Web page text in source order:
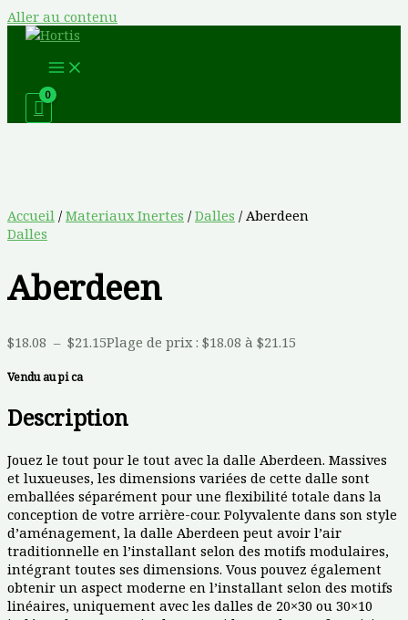
Aller au contenu
Accueil / Materiaux Inertes / Dalles / Aberdeen
Dalles
Aberdeen
$18.08 – $21.15Plage de prix : $18.08 à $21.15
Vendu au pi ca
Description
Jouez le tout pour le tout avec la dalle Aberdeen. Massives
et luxueuses, les dimensions variées de cette dalle sont
emballées séparément pour une flexibilité totale dans la
conception de votre arrière-cour. Polyvalente dans son style
d’aménagement, la dalle Aberdeen peut avoir l’air
traditionnelle en l’installant selon des motifs modulaires,
intégrant toutes ses dimensions. Vous pouvez également
obtenir un aspect moderne en l’installant selon des motifs
linéaires, uniquement avec les dalles de 20×30 ou 30×10